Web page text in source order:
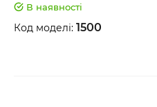
В наявності
Код моделі: 1500